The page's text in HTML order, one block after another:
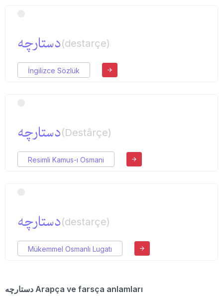
دستارچه(destarçe)
İngilizce Sözlük
دستارچه(Destârçe)
Resimli Kamus-ı Osmani
دستار‌چه(destarçe)
Mükemmel Osmanlı Lugatı
دستارچه Arapça ve farsça anlamları